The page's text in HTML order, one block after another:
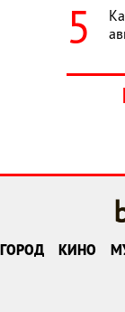
ГОРОД КИНО